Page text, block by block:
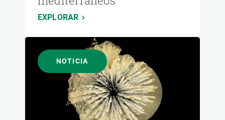
EXPLORAR
NOTICIA